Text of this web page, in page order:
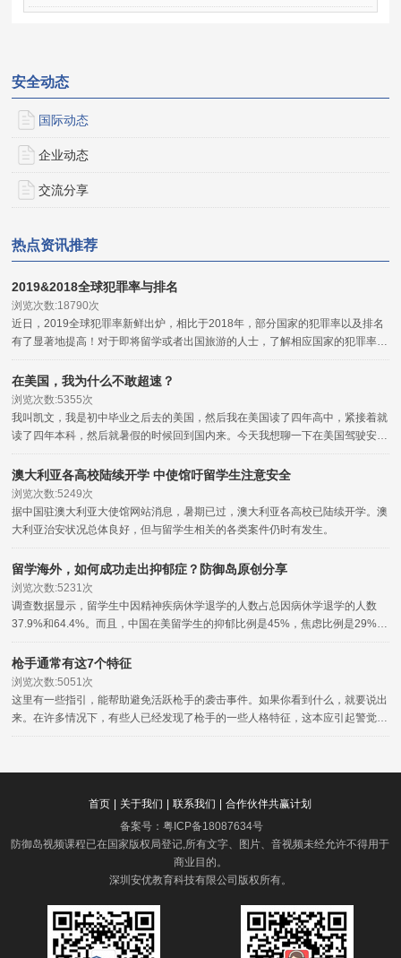
安全动态
国际动态
企业动态
交流分享
热点资讯推荐
2019&2018全球犯罪率与排名
浏览次数:18790次
近日，2019全球犯罪率新鲜出炉，相比于2018年，部分国家的犯罪率以及排名
有了显著地提高！对于即将留学或者出国旅游的人士，了解相应国家的犯罪率，
对于海外安全的把握是非常有用的，可以起到一定的程度的参考与防范作用。
在美国，我为什么不敢超速？
浏览次数:5355次
我叫凯文，我是初中毕业之后去的美国，然后我在美国读了四年高中，紧接着就
读了四年本科，然后就暑假的时候回到国内来。今天我想聊一下在美国驾驶安全
的问题。
澳大利亚各高校陆续开学 中使馆吁留学生注意安全
浏览次数:5249次
据中国驻澳大利亚大使馆网站消息，暑期已过，澳大利亚各高校已陆续开学。澳
大利亚治安状况总体良好，但与留学生相关的各类案件仍时有发生。
留学海外，如何成功走出抑郁症？防御岛原创分享
浏览次数:5231次
调查数据显示，留学生中因精神疾病休学退学的人数占总因病休学退学的人数
37.9%和64.4%。而且，中国在美留学生的抑郁比例是45%，焦虑比例是29%。
还有一些其他的心理疾病，比如说妄想症失眠症等。
枪手通常有这7个特征
浏览次数:5051次
这里有一些指引，能帮助避免活跃枪手的袭击事件。如果你看到什么，就要说出
来。在许多情况下，有些人已经发现了枪手的一些人格特征，这本应引起警觉，
但没有向相关的权威部门报告。
首页 关于我们 联系我们
合作伙伴共赢计划
备案号： 粤ICP备18087634号
防御岛视频课程已在国家版权局登记,所有文字、图片、音视频未经允许不得用于
商业目的。
深圳安优教育科技有限公司版权所有。